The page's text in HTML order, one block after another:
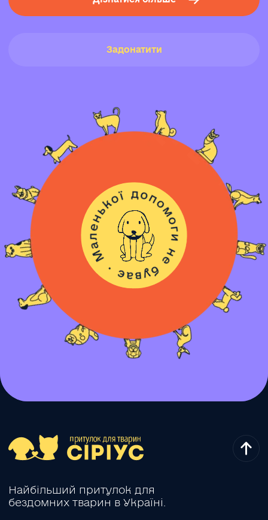
Задонатити
Найбільший притулок для
бездомних тварин в Україні.